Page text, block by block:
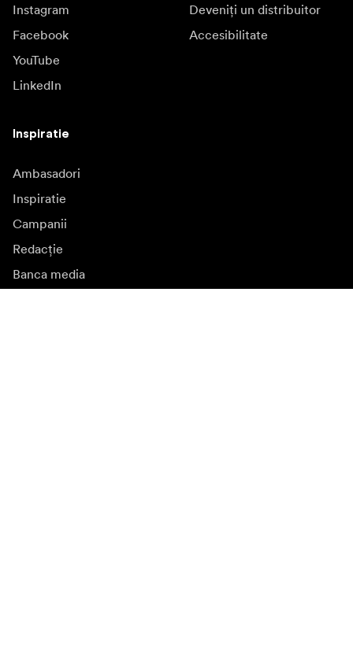
Instagram
Facebook
YouTube
LinkedIn
Deveniți un distribuitor
Accesibilitate
Inspiratie
Ambasadori
Inspiratie
Campanii
Redacție
Banca media